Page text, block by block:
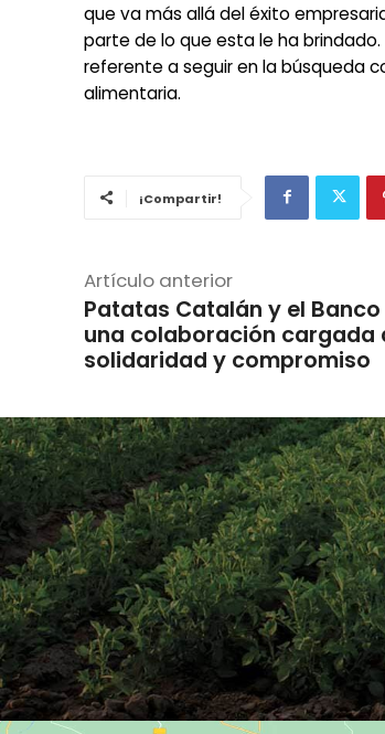
que va más allá del éxito
parte de lo que esta le ha
referente a seguir en la búsqueda
alimentaria.
¡Compartir!
Artículo anterior
Patatas Catalán y el
una colaboración cargada
solidaridad y compromiso